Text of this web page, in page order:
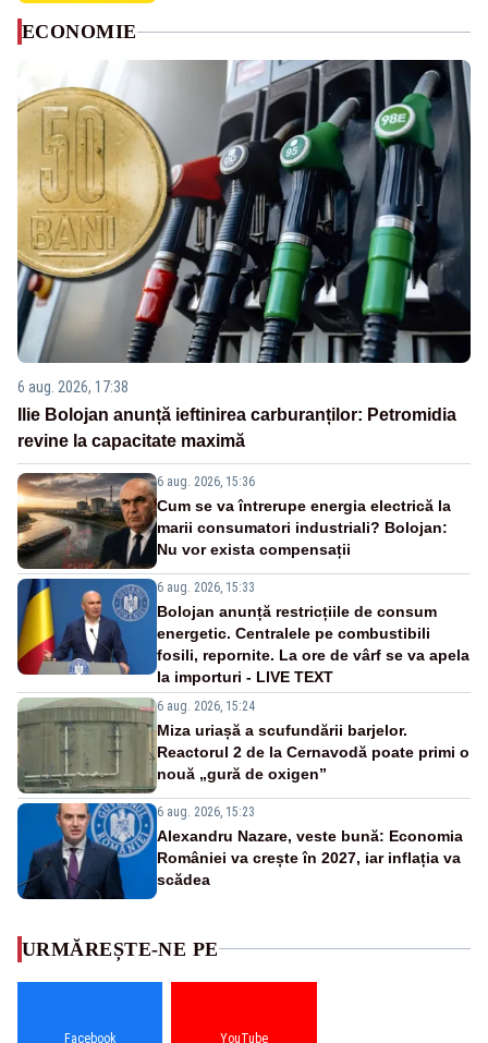
ECONOMIE
6 aug. 2026, 17:38
Ilie Bolojan anunță ieftinirea carburanților: Petromidia
revine la capacitate maximă
6 aug. 2026, 15:36
Cum se va întrerupe energia electrică la
marii consumatori industriali? Bolojan:
Nu vor exista compensații
6 aug. 2026, 15:33
Bolojan anunță restricțiile de consum
energetic. Centralele pe combustibili
fosili, repornite. La ore de vârf se va apela
la importuri - LIVE TEXT
6 aug. 2026, 15:24
Miza uriașă a scufundării barjelor.
Reactorul 2 de la Cernavodă poate primi o
nouă „gură de oxigen”
6 aug. 2026, 15:23
Alexandru Nazare, veste bună: Economia
României va crește în 2027, iar inflația va
scădea
URMĂREȘTE-NE PE
Facebook YouTube